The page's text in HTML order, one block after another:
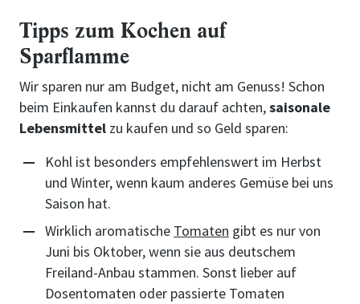
Tipps zum Kochen auf
Sparflamme
Wir sparen nur am Budget, nicht am Genuss! Schon
beim Einkaufen kannst du darauf achten,saisonale
Lebensmittel zu kaufen und so Geld sparen:
Kohl ist besonders empfehlenswert im Herbst
und Winter, wenn kaum anderes Gemüse bei uns
Saison hat.
Wirklich aromatische Tomaten gibt es nur von
Juni bis Oktober, wenn sie aus deutschem
Freiland-Anbau stammen. Sonst lieber auf
Dosentomaten oder passierte Tomaten